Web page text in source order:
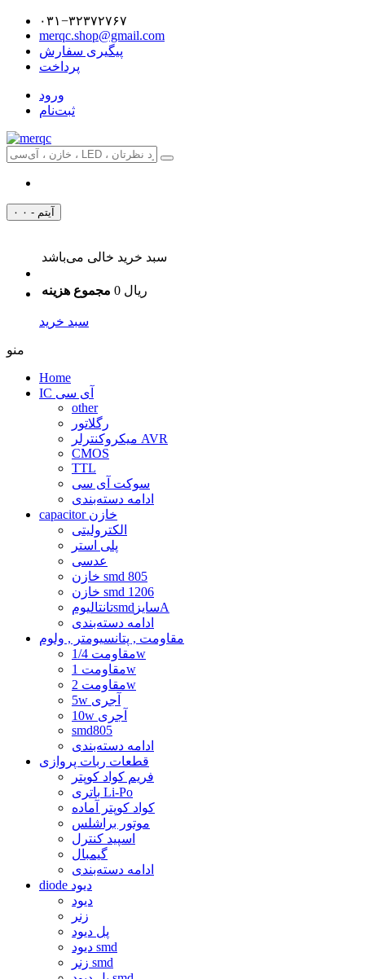
۰۳۱−۳۲۳۷۲۷۶۷
merqc.shop@gmail.com
پیگیری سفارش
پرداخت
ورود
ثبت‌نام
۰ آیتم - ۰
سبد خرید خالی می‌باشد
مجموع هزینه 0 ریال
سبد خرید
منو
Home
IC آی سی
other
رگلاتور
میکروکنترلر AVR
CMOS
TTL
سوکت آی سی
ادامه دسته‌بندی
capacitor خازن
الکترولیتی
پلی استر
عدسی
خازن smd 805
خازن smd 1206
تانتالیومsmdسایزA
ادامه دسته‌بندی
مقاومت , پتانسیومتر , ولوم
مقاومت 1/4w
مقاومت 1w
مقاومت 2w
5w آجری
10w آجری
smd805
ادامه دسته‌بندی
قطعات ربات پروازی
فریم کواد کوپتر
باتری Li-Po
کواد کوپتر آماده
موتور براشلس
اسپید کنترل
گیمبال
ادامه دسته‌بندی
diode دیود
دیود
زنر
پل دیود
دیود smd
زنر smd